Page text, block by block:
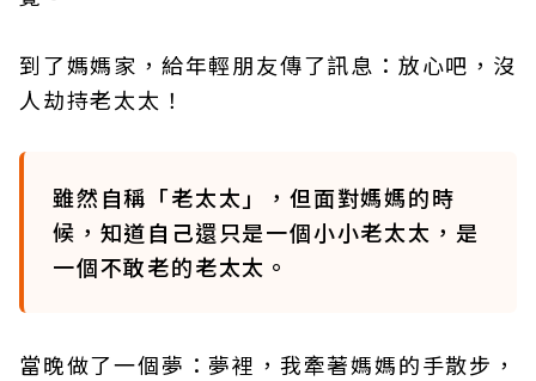
到了媽媽家，給年輕朋友傳了訊息：放心吧，沒
人劫持老太太！
雖然自稱「老太太」，但面對媽媽的時
候，知道自己還只是一個小小老太太，是
一個不敢老的老太太。
當晚做了一個夢：夢裡，我牽著媽媽的手散步，